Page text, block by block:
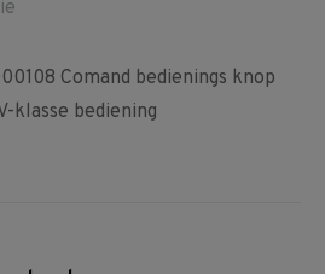
Comand bedienings knop
klasse bediening